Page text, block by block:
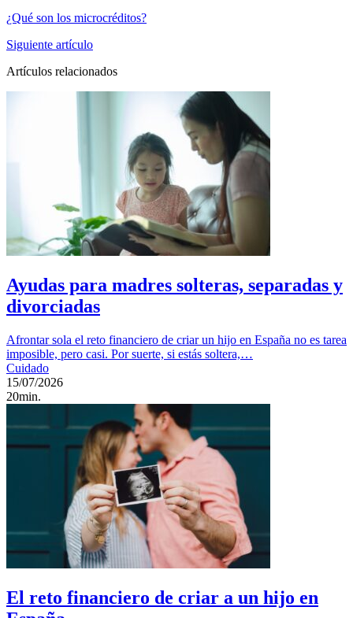
¿Qué son los microcréditos?
Siguiente artículo
Artículos relacionados
Ayudas para madres solteras, separadas y
divorciadas
Afrontar sola el reto financiero de criar un hijo en España no es tarea
imposible, pero casi. Por suerte, si estás soltera,…
Cuidado
15/07/2026
20min.
El reto financiero de criar a un hijo en